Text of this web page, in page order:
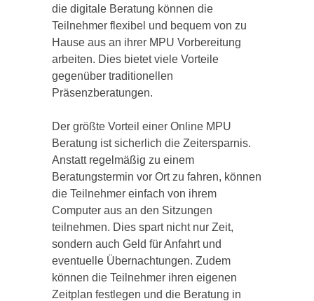
die digitale Beratung können die
Teilnehmer flexibel und bequem von zu
Hause aus an ihrer MPU Vorbereitung
arbeiten. Dies bietet viele Vorteile
gegenüber traditionellen
Präsenzberatungen.
Der größte Vorteil einer Online MPU
Beratung ist sicherlich die Zeitersparnis.
Anstatt regelmäßig zu einem
Beratungstermin vor Ort zu fahren, können
die Teilnehmer einfach von ihrem
Computer aus an den Sitzungen
teilnehmen. Dies spart nicht nur Zeit,
sondern auch Geld für Anfahrt und
eventuelle Übernachtungen. Zudem
können die Teilnehmer ihren eigenen
Zeitplan festlegen und die Beratung in